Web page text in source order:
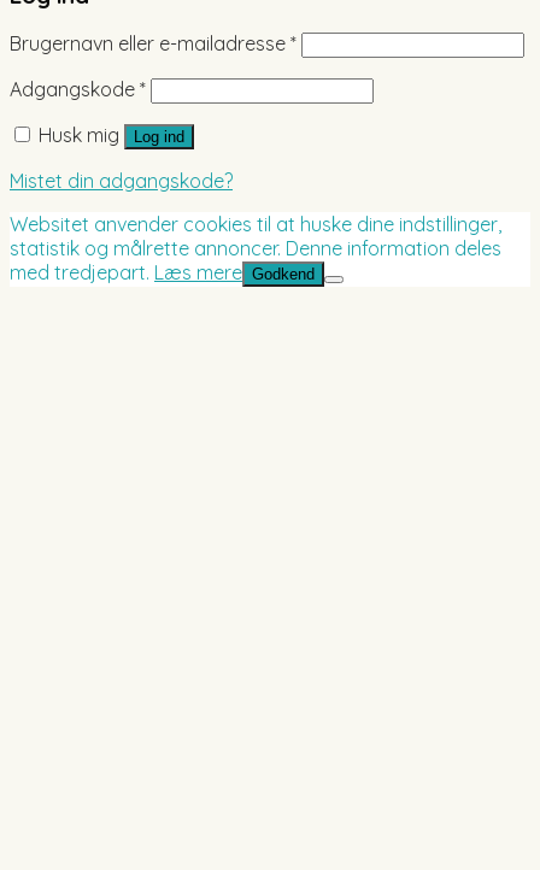
Brugernavn eller e-mailadresse *
Adgangskode *
Husk mig
Log ind
Mistet din adgangskode?
Websitet anvender cookies til at huske dine indstillinger,
statistik og målrette annoncer. Denne information deles
med tredjepart. Læs mere Godkend